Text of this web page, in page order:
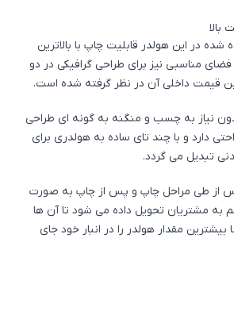
بالا
شده در این هولدر قابلیت چاپ با بالاترین
مناسبی نیز برای طراحی گرافیکی در دو
قیمت داخلی آن در نظر گرفته شده است.
نیاز به چسب و منگنه به گونه ای طراحی
دارد و با چند تای ساده به هولدری برای
تبدیل می گردد.
۴ تایی پس از طی مراحل چاپ و پس از چاپ به صورت
به مشتریان تحویل داده می شود تا آن ها
بیشترین مقدار هولدر را در انبار خود جای